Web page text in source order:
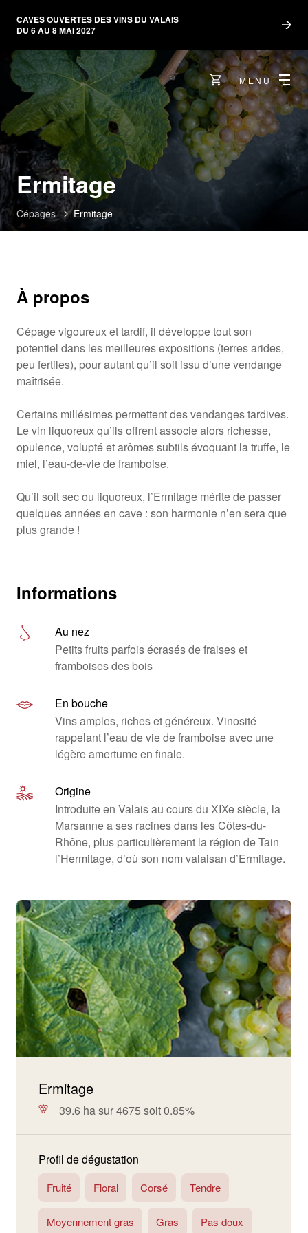
CAVES OUVERTES DES VINS DU VALAIS
DU 6 AU 8 MAI 2027
MENU
Ermitage
Cépages Ermitage
À propos
Cépage vigoureux et tardif, il développe tout son
potentiel dans les meilleures expositions (terres arides,
peu fertiles), pour autant qu’il soit issu d’une vendange
maîtrisée.
Certains millésimes permettent des vendanges tardives.
Le vin liquoreux qu’ils offrent associe alors richesse,
opulence, volupté et arômes subtils évoquant la truffe, le
miel, l’eau-de-vie de framboise.
Qu’il soit sec ou liquoreux, l’Ermitage mérite de passer
quelques années en cave : son harmonie n’en sera que
plus grande !
Informations
Au nez
Petits fruits parfois écrasés de fraises et
framboises des bois
En bouche
Vins amples, riches et généreux. Vinosité
rappelant l’eau de vie de framboise avec une
légère amertume en finale.
Origine
Introduite en Valais au cours du XIXe siècle, la
Marsanne a ses racines dans les Côtes-du-
Rhône, plus particulièrement la région de Tain
l’Hermitage, d’où son nom valaisan d’Ermitage.
Ermitage
39.6 ha sur 4675 soit 0.85%
Profil de dégustation
Fruité Floral Corsé Tendre
Moyennement gras Gras Pas doux